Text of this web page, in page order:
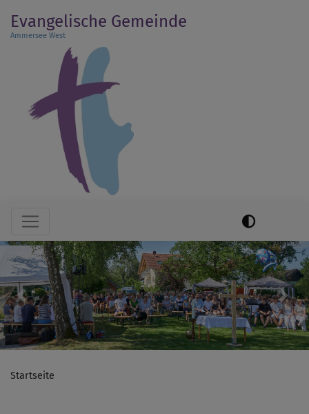
zum
Inhalt
Evangelische Gemeinde
Ammersee West
Hauptnavigation
Previous Next
Startseite